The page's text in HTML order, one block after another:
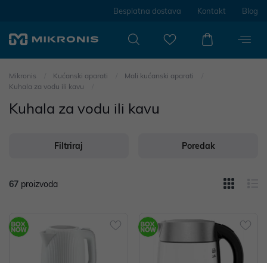
Besplatna dostava Kontakt Blog
Mikronis Kućanski aparati
Mali kućanski aparati
Kuhala za vodu ili kavu
Kuhala za vodu ili kavu
Filtriraj Poredak
67 proizvoda